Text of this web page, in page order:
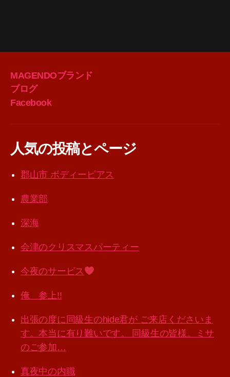
MAGENDOブランド
ブログ
Facebook
人気の投稿とページ
郡山市 ボディーピアス
農業部
深海
会津のクリスマスパーティー
今夜のサービス
俺 参上!!
出張の度に同級生のhide君が ご来店くださいま
す。本当に有り難いです。 同級生の皆様。ミサ
のご参加…
真夜中の内職